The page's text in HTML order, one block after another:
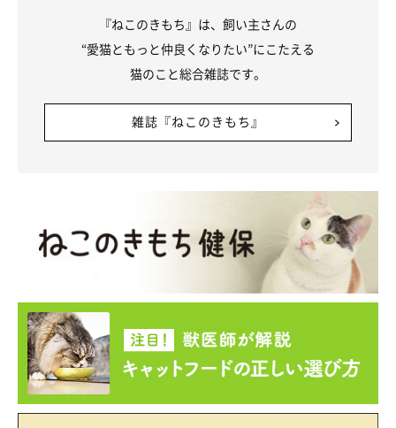
『ねこのきもち』は、飼い主さんの
“愛猫ともっと仲良くなりたい”にこたえる
猫のこと総合雑誌です。
雑誌『ねこのきもち』